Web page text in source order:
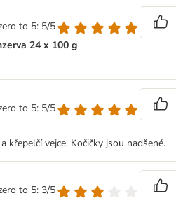
to 5: 5/5
24 x 100 g
to 5: 5/5
křepelčí vejce. Kočičky jsou nadšené.
to 5: 3/5